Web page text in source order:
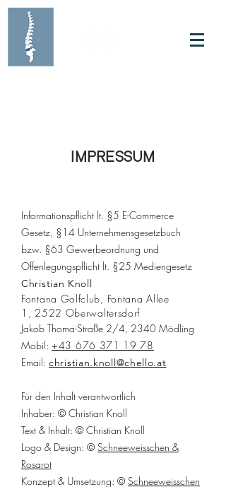
IMPRESSUM
Informationspflicht lt. §5 E-Commerce
Gesetz, §14 Unternehmensgesetzbuch
bzw. §63 Gewerbeordnung und
Offenlegungspflicht lt. §25 Mediengesetz
Christian Knoll
Fontana Golfclub, Fontana Allee
1 , 2522 Oberwaltersdorf
Jakob Thoma-Straße 2/4, 2340 Mödling
Mobil: +43 676 371 19 78
Email: christian.knoll@chello.at
Für den Inhalt verantwortlich
Inhaber: © Christian Knoll
Text & Inhalt: © Christian Knoll
Logo & Design: © Schneeweisschen &
Rosarot
Konzept & Umsetzung: © Schneeweisschen